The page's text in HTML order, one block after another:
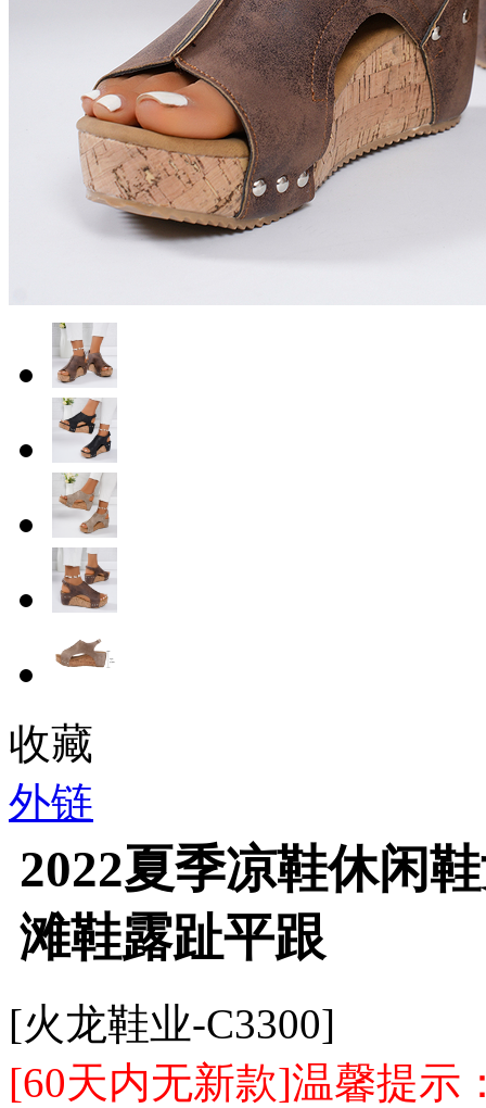
收藏
外链
2022夏季凉鞋休闲
滩鞋露趾平跟
[火龙鞋业-C3300]
[60天内无新款]温馨提示